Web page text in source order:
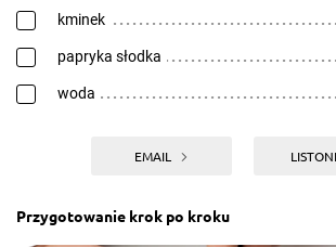
kminek
papryka słodka
woda
EMAIL
Przygotowanie krok po kroku